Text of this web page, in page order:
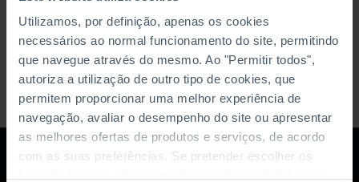
Utilizamos, por definição, apenas os cookies
necessários ao normal funcionamento do site, permitindo
que navegue através do mesmo. Ao "Permitir todos",
autoriza a utilização de outro tipo de cookies, que
permitem proporcionar uma melhor experiência de
navegação, avaliar o desempenho do site ou apresentar
as melhores ofertas de produtos e serviços, de acordo
com as suas preferências. Se pretender escolher os